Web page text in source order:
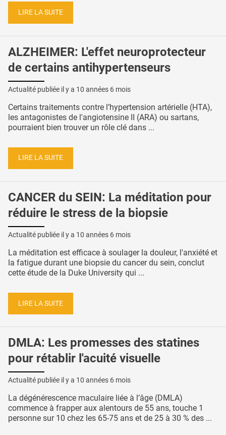
LIRE LA SUITE
ALZHEIMER: L'effet neuroprotecteur
de certains antihypertenseurs
Actualité publiée il y a 10 années 6 mois
Certains traitements contre l’hypertension artérielle (HTA),
les antagonistes de l'angiotensine II (ARA) ou sartans,
pourraient bien trouver un rôle clé dans ...
LIRE LA SUITE
CANCER du SEIN: La méditation pour
réduire le stress de la biopsie
Actualité publiée il y a 10 années 6 mois
La méditation est efficace à soulager la douleur, l'anxiété et
la fatigue durant une biopsie du cancer du sein, conclut
cette étude de la Duke University qui ...
LIRE LA SUITE
DMLA: Les promesses des statines
pour rétablir l'acuité visuelle
Actualité publiée il y a 10 années 6 mois
La dégénérescence maculaire liée à l’âge (DMLA)
commence à frapper aux alentours de 55 ans, touche 1
personne sur 10 chez les 65-75 ans et de 25 à 30 % des ...